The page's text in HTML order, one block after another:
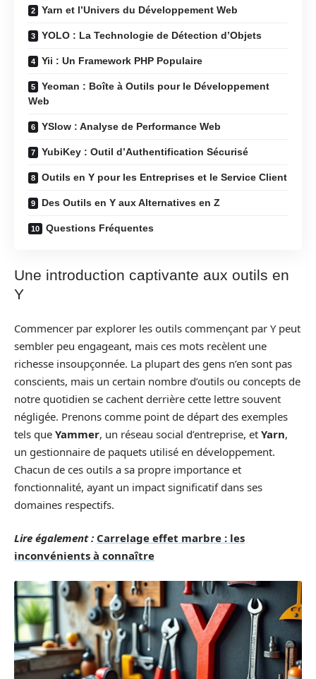
Yarn et l’Univers du Développement Web
YOLO : La Technologie de Détection d’Objets
Yii : Un Framework PHP Populaire
Yeoman : Boîte à Outils pour le Développement
Web
YSlow : Analyse de Performance Web
YubiKey : Outil d’Authentification Sécurisé
Outils en Y pour les Entreprises et le Service Client
Des Outils en Y aux Alternatives en Z
Questions Fréquentes
Une introduction captivante aux outils en
Y
Commencer par explorer les outils commençant par Y peut
sembler peu engageant, mais ces mots recèlent une
richesse insoupçonnée. La plupart des gens n’en sont pas
conscients, mais un certain nombre d’outils ou concepts de
notre quotidien se cachent derrière cette lettre souvent
négligée. Prenons comme point de départ des exemples
tels que Yammer, un réseau social d’entreprise, et Yarn,
un gestionnaire de paquets utilisé en développement.
Chacun de ces outils a sa propre importance et
fonctionnalité, ayant un impact significatif dans ses
domaines respectifs.
Lire également : Carrelage effet marbre : les
inconvénients à connaître